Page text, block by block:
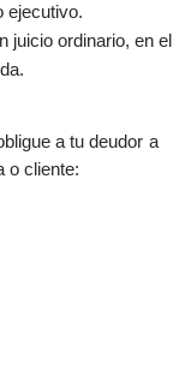
ejecutivo.
juicio ordinario, en el
a tu deudor a
o cliente: